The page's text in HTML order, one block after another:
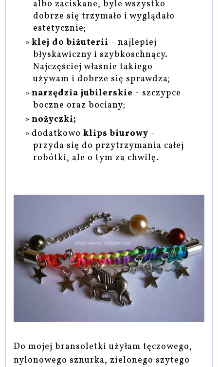
albo zaciskane, byle wszystko
dobrze się trzymało i wyglądało
estetycznie;
klej do biżuterii - najlepiej
błyskawiczny i szybkoschnący.
Najczęściej właśnie takiego
używam i dobrze się sprawdza;
narzędzia jubilerskie - szczypce
boczne oraz bociany;
nożyczki;
dodatkowoklips biurowy -
przyda się do przytrzymania całej
robótki, ale o tym za chwilę.
Do mojej bransoletki użyłam tęczowego,
nylonowego sznurka, zielonego szytego